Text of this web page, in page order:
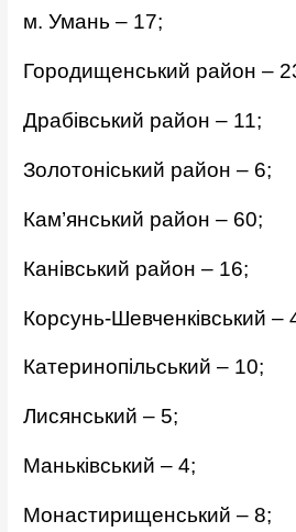
м. Умань – 17;
Городищенський район –
Драбівський район – 11;
Золотоніський район – 6;
Кам’янський район – 60;
Канівський район – 16;
Корсунь-Шевченківський –
Катеринопільський – 10;
Лисянський – 5;
Маньківський – 4;
Монастирищенський – 8;